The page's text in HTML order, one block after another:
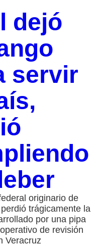
dejó
servir
originario de
trágicamente la
por una pipa
de revisión
Veracruz